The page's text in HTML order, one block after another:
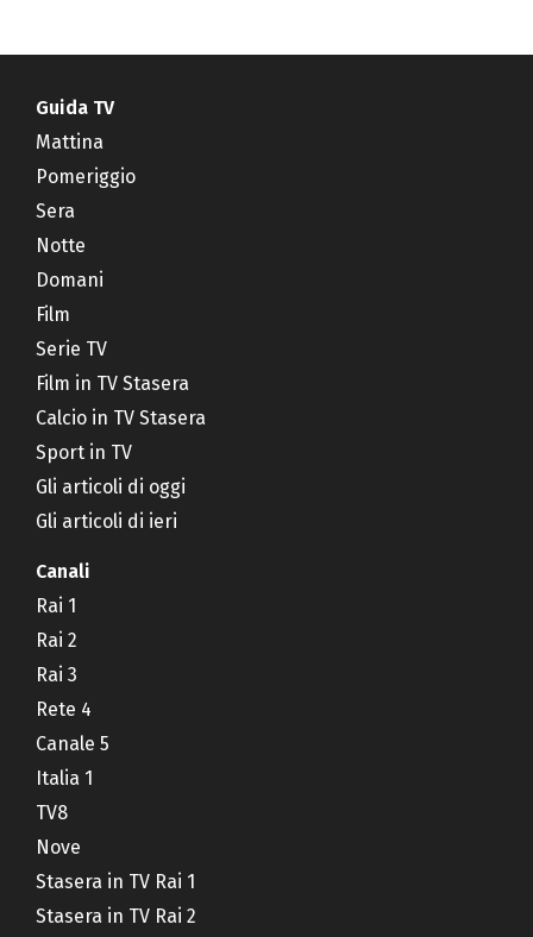
Guida TV
Mattina
Pomeriggio
Sera
Notte
Domani
Film
Serie TV
Film in TV Stasera
Calcio in TV Stasera
Sport in TV
Gli articoli di oggi
Gli articoli di ieri
Canali
Rai 1
Rai 2
Rai 3
Rete 4
Canale 5
Italia 1
TV8
Nove
Stasera in TV Rai 1
Stasera in TV Rai 2